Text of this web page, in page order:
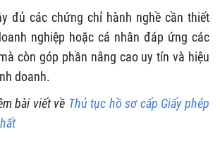
đủ các chứng chỉ hành nghề cần thiết
nghiệp hoặc cá nhân đáp ứng các
còn góp phần nâng cao uy tín và hiệu
doanh.
bài viết về Thủ tục hồ sơ cấp Giấy phép